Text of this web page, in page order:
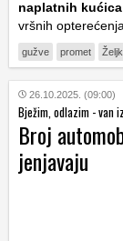
naplatnih
vršnih
gužve promet
26.10.2025. (09:00)
Bježim, odlazim - van
Broj
jenjavaju